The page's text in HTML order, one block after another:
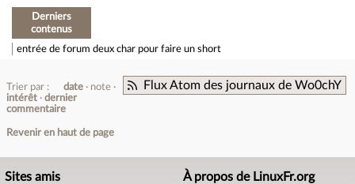
Derniers
contenus
entrée de forum deux char pour faire un short
Flux Atom des journaux de Wo0chY
Trier par : date
note
intérêt
dernier
commentaire
Revenir en haut de page
Sites amis À propos de LinuxFr.org